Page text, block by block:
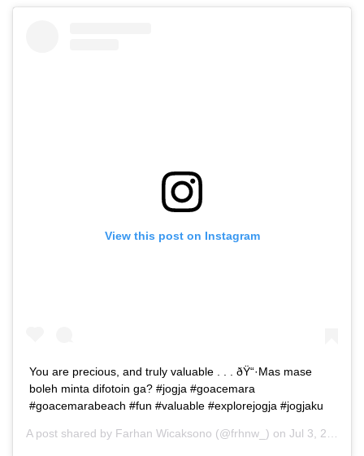
View this post on Instagram
You are precious, and truly valuable . . . ðŸ“·Mas mase
boleh minta difotoin ga? #jogja #goacemara
#goacemarabeach #fun #valuable #explorejogja #jogjaku
A post shared by Farhan Wicaksono (@frhnw_) on Jul 3, 2017 at 11:03pm PDT